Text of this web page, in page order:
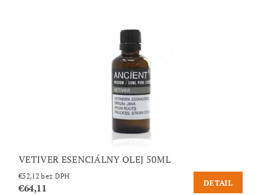
VETIVER ESENCIÁLNY OLEJ 50ML
€52,12 bez DPH
€64,11 DETAIL